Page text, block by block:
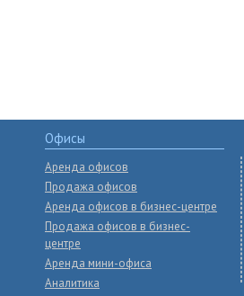
Офисы
Аренда офисов
Продажа офисов
Аренда офисов в бизнес-центре
Продажа офисов в бизнес-
центре
Аренда мини-офиса
Аналитика